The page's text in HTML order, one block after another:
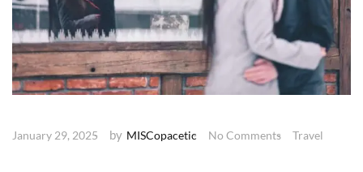
January 29, 2025 by MISCopacetic No Comments Travel